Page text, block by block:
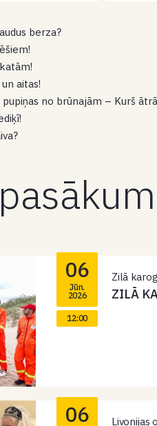
berza?
aitas!
no brūnajām – Kurš
06
Jūn.
2026
12:00
Zilā
ZILĀ
06 Livonijas